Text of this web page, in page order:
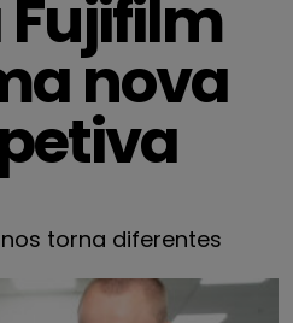
Fujifilm
nova
torna diferentes